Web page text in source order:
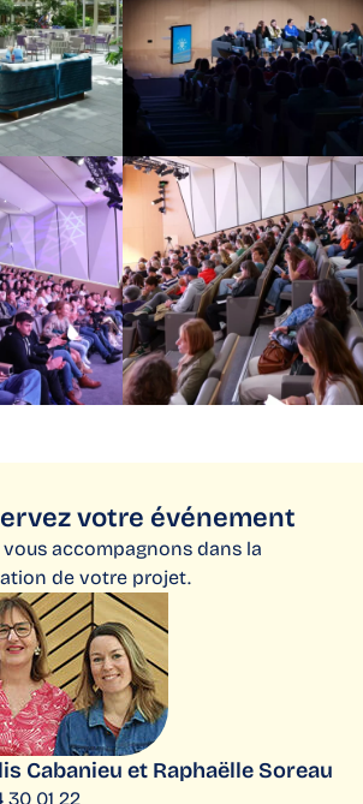
votre événement
vous accompagnons dans la
de votre projet.
Cabanieu et Raphaëlle Soreau
30 01 22